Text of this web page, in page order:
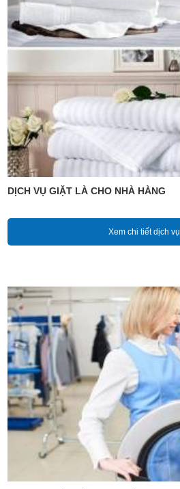
DỊCH VỤ GIẶT LÀ CHO NHÀ HÀNG
Xem chi tiết dịch vụ